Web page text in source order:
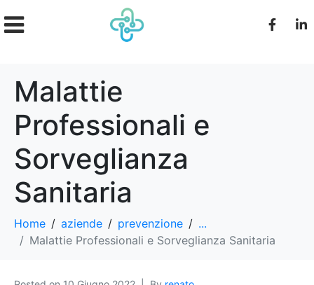
Malattie
Professionali e
Sorveglianza
Sanitaria
Home aziende prevenzione
...
Malattie Professionali e Sorveglianza Sanitaria